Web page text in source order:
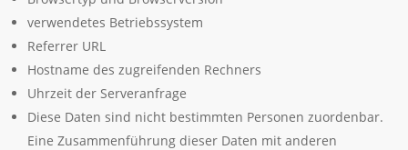
verwendetes Betriebssystem
Referrer URL
Hostname des zugreifenden Rechners
Uhrzeit der Serveranfrage
Diese Daten sind nicht bestimmten Personen zuordenbar.
Eine Zusammenführung dieser Daten mit anderen